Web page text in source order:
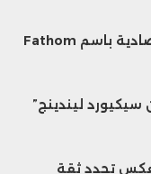
فورد تكشف عن شاحنة كهربائية اقتصادية باسم Fathom
ليندينج”
تجدد ثقة